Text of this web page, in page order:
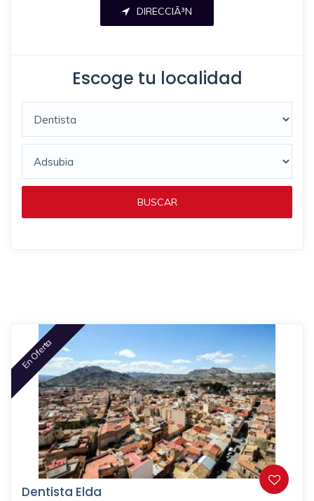
DIRECCIÃ³N
Escoge tu localidad
BUSCAR
En Oferta
Dentista Elda